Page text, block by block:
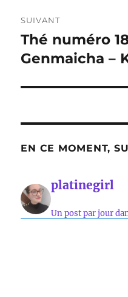
SUIVANT
Publication
suivante :
Thé numéro
Genmaicha –
EN CE MOMENT,
platinegirl
Un post par jour